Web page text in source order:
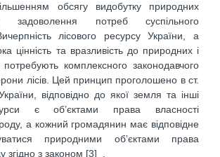
обсягу видобутку природних
задоволення потреб суспільного
лісового ресурсу України, а
цінність та вразливість до природних і
комплексного законодавчого
лісів. Цей принцип проголошено в ст.
відповідно до якої земля та інші
є об’єктами права власності
а кожний громадянин має відповідне
природними об’єктами права
згідно з законом [3] .